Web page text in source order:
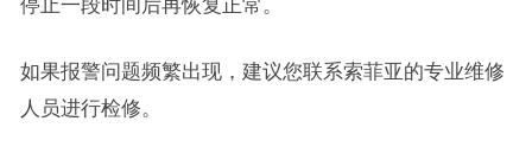
停止一段时间后再恢复正常。
如果报警问题频繁出现，建议您联系索菲亚的专业维修
人员进行检修。